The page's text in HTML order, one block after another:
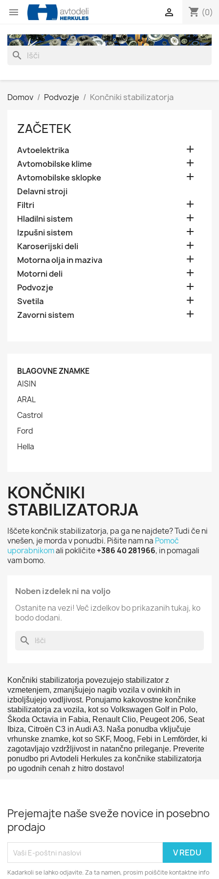
 shopping_cart (0)

search
Domov Podvozje Končniki stabilizatorja
ZAČETEK
Avtoelektrika 
Avtomobilske klime 
Avtomobilske sklopke 
Delavni stroji
Filtri

Hladilni sistem 
Izpušni sistem 
Karoserijski deli 
Motorna olja in maziva 
Motorni deli 
Podvozje 
Svetila 
Zavorni sistem 
BLAGOVNE ZNAMKE
AISIN
ARAL
Castrol
Ford
Hella
KONČNIKI
STABILIZATORJA
Iščete končnik stabilizatorja, pa ga ne najdete? Tudi če ni
vnešen, je morda v ponudbi. Pišite nam na Pomoč
uporabnikomali pokličite+386 40 281966, in pomagali
vam bomo.
Noben izdelek ni na voljo
Ostanite na vezi! Več izdelkov bo prikazanih tukaj, ko
bodo dodani.
search
Končniki stabilizatorja povezujejo stabilizator z
vzmetenjem, zmanjšujejo nagib vozila v ovinkih in
izboljšujejo vodljivost. Ponujamo kakovostne končnike
stabilizatorja za vozila, kot so Volkswagen Golf in Polo,
Škoda Octavia in Fabia, Renault Clio, Peugeot 206, Seat
Ibiza, Citroën C3 in Audi A3. Naša ponudba vključuje
vrhunske znamke, kot so SKF, Moog, Febi in Lemförder, ki
zagotavljajo vzdržljivost in natančno prileganje. Preverite
ponudbo pri Avtodeli Herkules za končnike stabilizatorja
po ugodnih cenah z hitro dostavo!
Prejemajte naše sveže novice in posebno
prodajo
Kadarkoli se lahko odjavite. Za ta namen, prosim poiščite kontaktne info